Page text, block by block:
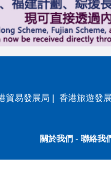
貿易發展局 香港旅遊發
關於我們 - 聯絡我